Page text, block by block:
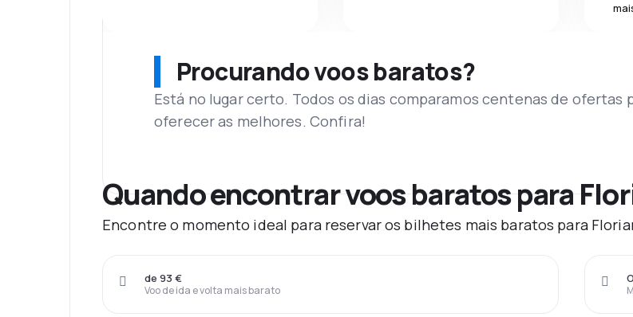
Procurando voos baratos?
Está no lugar certo. Todos os dias comparamos centenas de ofertas
oferecer as melhores. Confira!
Quando encontrar voos baratos para
Encontre o momento ideal para reservar os bilhetes mais baratos para
Voo de ida e volta mais barato
de 93 €